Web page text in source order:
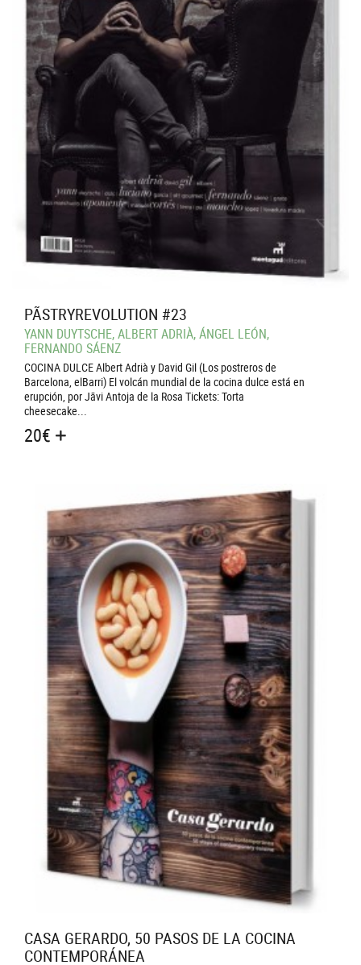
PÃSTRYREVOLUTION #23
YANN DUYTSCHE, ALBERT ADRIÀ, ÁNGEL LEÓN,
FERNANDO SÁENZ
COCINA DULCE Albert Adrià y David Gil (Los postreros de
Barcelona, elBarri) El volcán mundial de la cocina dulce está en
erupción, por Jãvi Antoja de la Rosa Tickets: Torta
cheesecake...
20€
CASA GERARDO, 50 PASOS DE LA COCINA
CONTEMPORÁNEA